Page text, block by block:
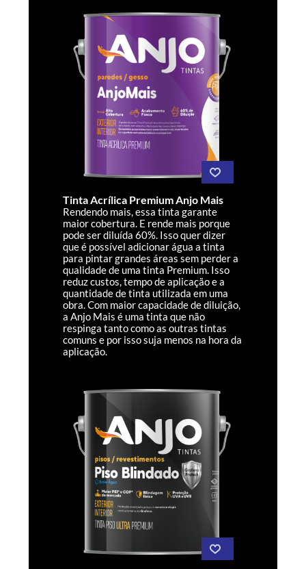
Tinta Acrílica Premium Anjo Mais
Rendendo mais, essa tinta garante
maior cobertura. E rende mais porque
pode ser diluída 60%. Isso quer dizer
que é possível adicionar água a tinta
para pintar grandes áreas sem perder a
qualidade de uma tinta Premium. Isso
reduz custos, tempo de aplicação e a
quantidade de tinta utilizada em uma
obra. Com maior capacidade de diluição,
a Anjo Mais é uma tinta que não
respinga tanto como as outras tintas
comuns e por isso suja menos na hora da
aplicação.